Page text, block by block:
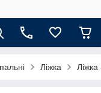
Ліжка Ліжка